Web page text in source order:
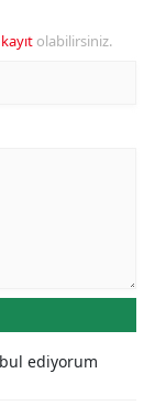
kayıt olabilirsiniz.
ediyorum